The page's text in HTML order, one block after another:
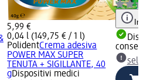
5,99 €
0,04 l (149,75 € / 1 l)
PolidentCrema adesiva
POWER MAX SUPER
TENUTA + SIGILLANTE, 40
gDispositivi medici